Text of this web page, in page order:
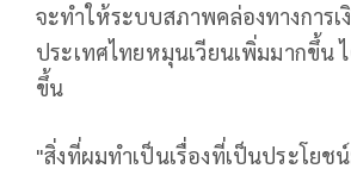
จะทำให้ระบบสภาพคล่องทางการเ
ประเทศไทยหมุนเวียนเพิ่มมากขึ้น
ขึ้น
"สิ่งที่ผมทำเป็นเรื่องที่เป็นประโยช